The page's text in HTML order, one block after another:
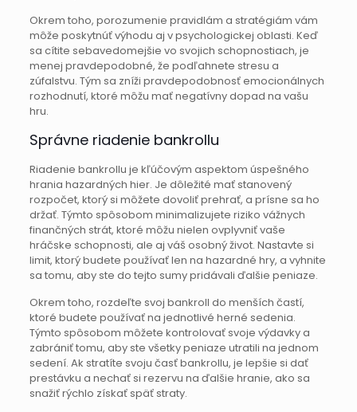
Okrem toho, porozumenie pravidlám a stratégiám vám
môže poskytnúť výhodu aj v psychologickej oblasti. Keď
sa cítite sebavedomejšie vo svojich schopnostiach, je
menej pravdepodobné, že podľahnete stresu a
zúfalstvu. Tým sa zníži pravdepodobnosť emocionálnych
rozhodnutí, ktoré môžu mať negatívny dopad na vašu
hru.
Správne riadenie bankrollu
Riadenie bankrollu je kľúčovým aspektom úspešného
hrania hazardných hier. Je dôležité mať stanovený
rozpočet, ktorý si môžete dovoliť prehrať, a prísne sa ho
držať. Týmto spôsobom minimalizujete riziko vážnych
finančných strát, ktoré môžu nielen ovplyvniť vaše
hráčske schopnosti, ale aj váš osobný život. Nastavte si
limit, ktorý budete používať len na hazardné hry, a vyhnite
sa tomu, aby ste do tejto sumy pridávali ďalšie peniaze.
Okrem toho, rozdeľte svoj bankroll do menších častí,
ktoré budete používať na jednotlivé herné sedenia.
Týmto spôsobom môžete kontrolovať svoje výdavky a
zabrániť tomu, aby ste všetky peniaze utratili na jednom
sedení. Ak stratíte svoju časť bankrollu, je lepšie si dať
prestávku a nechať si rezervu na ďalšie hranie, ako sa
snažiť rýchlo získať späť straty.